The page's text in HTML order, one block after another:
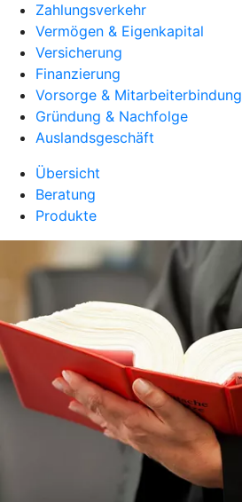
Zahlungsverkehr
Vermögen & Eigenkapital
Versicherung
Finanzierung
Vorsorge & Mitarbeiterbindung
Gründung & Nachfolge
Auslandsgeschäft
Übersicht
Beratung
Produkte